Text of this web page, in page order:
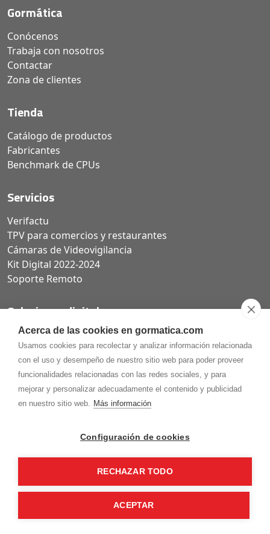
Acerca de las cookies en gormatica.com
Usamos cookies para recolectar y analizar información relacionada
con el uso y desempeño de nuestro sitio web para poder proveer
funcionalidades relacionadas con las redes sociales, y para
mejorar y personalizar adecuadamente el contenido y publicidad
en nuestro sitio web. Más información
Configuración de cookies
RECHAZAR TODO
ACEPTAR
Gormática
Conócenos
Trabaja con nosotros
Contactar
Zona de clientes
Tienda
Catálogo de productos
Fabricantes
Benchmark de CPUs
Servicios
Verifactu
TPV para comercios y restaurantes
Cámaras de Videovigilancia
Kit Digital 2022-2024
Soporte Remoto
Soluciones digitales
Páginas web
Tiendas online
Carta QR restaurantes
Gormaz Informática S.L.